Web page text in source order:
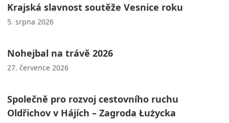
Krajská slavnost soutěže Vesnice roku
5. srpna 2026
Nohejbal na trávě 2026
27. července 2026
Společně pro rozvoj cestovního ruchu
Oldřichov v Hájích – Zagroda Łużycka